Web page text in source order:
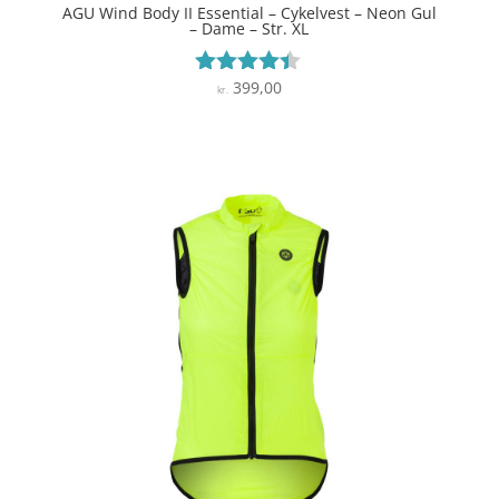
AGU Wind Body II Essential – Cykelvest – Neon Gul
– Dame – Str. XL
Vurderet
kr.399,00